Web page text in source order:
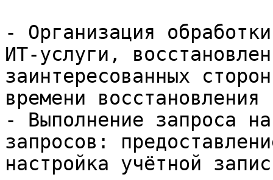
- Организация
ИТ-услуги,
заинтересованных
времени восстановления
- Выполнение запроса
запросов:
настройка учётной